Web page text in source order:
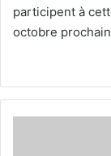
participent à
octobre